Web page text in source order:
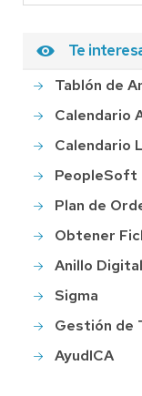
Te
Tablón de
Calendario
Calendario
PeopleSoft
Plan de
Obtener
Anillo
Sigma
Gestión de
AyudICA